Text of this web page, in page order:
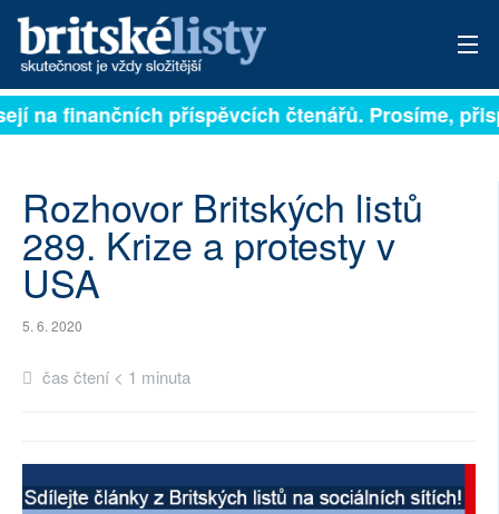
PŘIHLÁSIT
ARCHIV
ROZHOVORY
TÉMATA
NEJČTENĚJŠÍ ZA 7 DNÍ
na finančních příspěvcích čtenářů. Prosíme,
Rozhovor Britských listů
289. Krize a protesty v
USA
5. 6. 2020
čas čtení < 1 minuta